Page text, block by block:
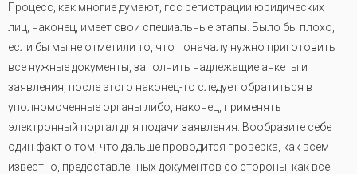
Процесс, как многие думают, гос регистрации юридических
лиц, наконец, имеет свои специальные этапы. Было бы плохо,
если бы мы не отметили то, что поначалу нужно приготовить
все нужные документы, заполнить надлежащие анкеты и
заявления, после этого наконец-то следует обратиться в
уполномоченные органы либо, наконец, применять
электронный портал для подачи заявления. Вообразите себе
один факт о том, что дальше проводится проверка, как всем
известно, предоставленных документов со стороны, как все